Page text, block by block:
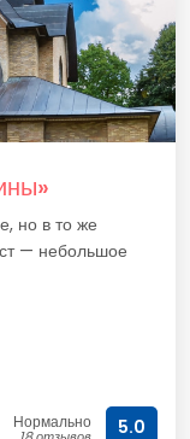
но в то же
— небольшое
Нормально 5.0